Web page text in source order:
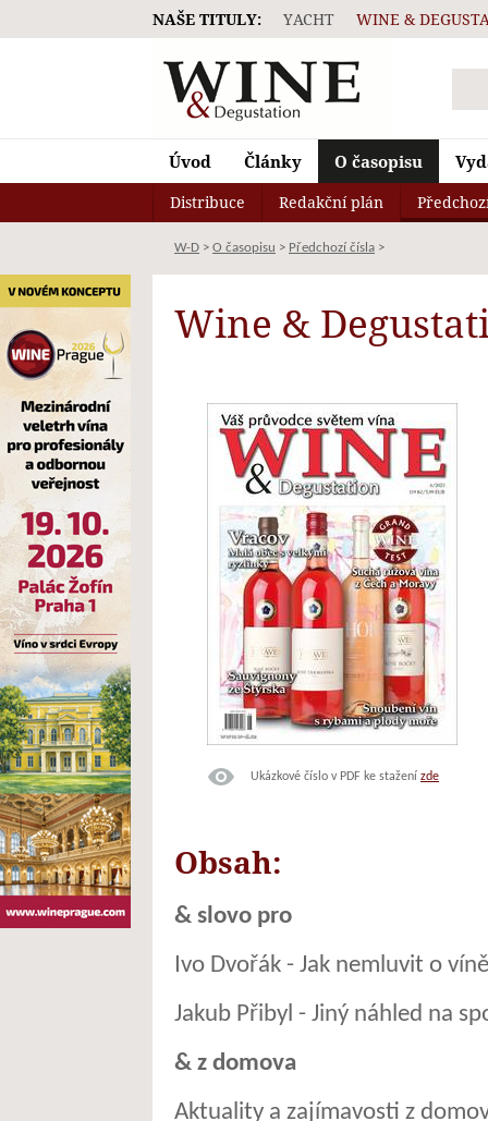
Úvod Články O časopisu
Distribuce Redakční plán
W-D > O časopisu > Předchozí čísla >
Wine &
Ukázkové číslo v PDF ke stažení zde
Obsah:
& slovo pro
Ivo Dvořák - Jak nemluvit o víně
Jakub Přibyl - Jiný náhled na
& z domova
Aktuality a zajímavosti z
NAŠE TITULY: YACHT WINE &